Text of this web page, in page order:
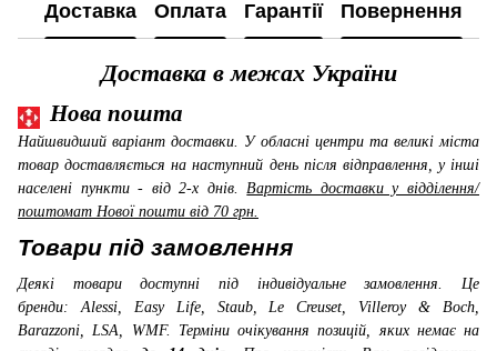
Доставка Оплата Гарантії Повернення
Доставка в межах України
Нова пошта
Найшвидший варіант доставки. У обласні центри та великі міста
товар доставляється на наступний день після відправлення, у інші
населені пункти - від 2-х днів. Вартість доставки у відділення/
поштомат Нової пошти від 70 грн.
Товари під замовлення
Деякі товари доступні під індивідуальне замовлення. Це
бренди: Alessi, Easy Life, Staub, Le Creuset, Villeroy & Boch,
Barazzoni, LSA, WMF. Терміни очікування позицій, яких немає на